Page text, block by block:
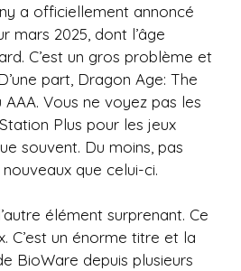
a officiellement annoncé
mars 2025, dont l’âge
C’est un gros problème et
part, Dragon Age: The
Vous ne voyez pas les
Plus pour les jeux
souvent. Du moins, pas
que celui-ci.
élément surprenant. Ce
C’est un énorme titre et la
BioWare depuis plusieurs